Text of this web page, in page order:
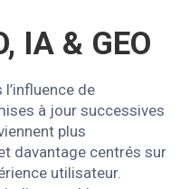
IA & GEO
de
à jour successives
plus
davantage centrés sur
utilisateur.